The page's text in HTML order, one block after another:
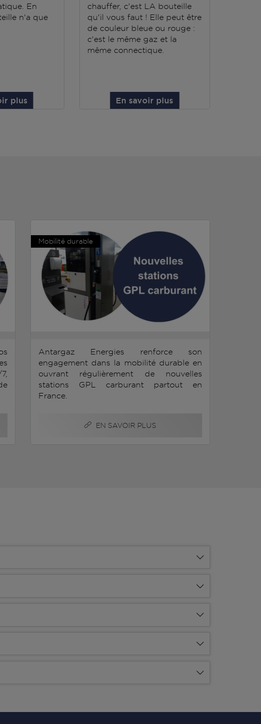
En
n'a que
plus
chauffer, c'est LA bouteille
qu'il vous faut ! Elle peut être
de couleur bleue ou rouge :
c'est le même gaz et la
même connectique.
En savoir plus
Mobilité durable
Antargaz Energies renforce son
engagement dans la mobilité durable en
ouvrant régulièrement de nouvelles
stations GPL carburant partout en
France.
EN SAVOIR PLUS